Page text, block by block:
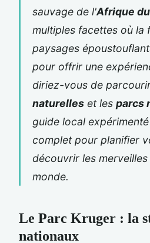
sauvage de l'Afrique
multiples facettes où la
paysages
pour offrir une
diriez-vous de
naturelles et les parcs
guide local
complet pour planifier
découvrir les
monde.
Le Parc Kruger : la
nationaux